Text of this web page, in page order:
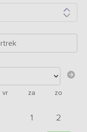
vr za zo
1 2